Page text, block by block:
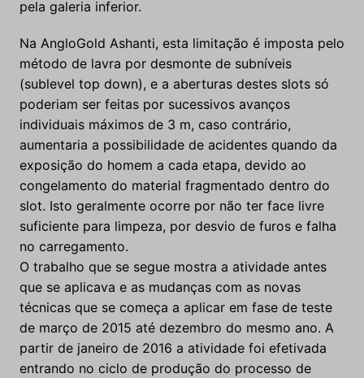
pela galeria inferior.
Na AngloGold Ashanti, esta limitação é imposta pelo
método de lavra por desmonte de subníveis
(sublevel top down), e a aberturas destes slots só
poderiam ser feitas por sucessivos avanços
individuais máximos de 3 m, caso contrário,
aumentaria a possibilidade de acidentes quando da
exposição do homem a cada etapa, devido ao
congelamento do material fragmentado dentro do
slot. Isto geralmente ocorre por não ter face livre
suficiente para limpeza, por desvio de furos e falha
no carregamento.
O trabalho que se segue mostra a atividade antes
que se aplicava e as mudanças com as novas
técnicas que se começa a aplicar em fase de teste
de março de 2015 até dezembro do mesmo ano. A
partir de janeiro de 2016 a atividade foi efetivada
entrando no ciclo de produção do processo de